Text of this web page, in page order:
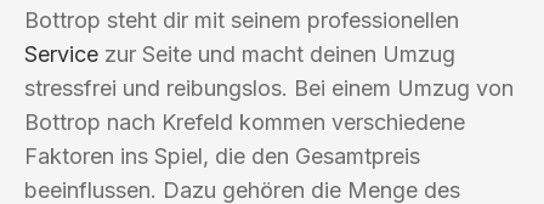
Bottrop steht dir mit seinem professionellen
Service zur Seite und macht deinen Umzug
stressfrei und reibungslos. Bei einem Umzug von
Bottrop nach Krefeld kommen verschiedene
Faktoren ins Spiel, die den Gesamtpreis
beeinflussen. Dazu gehören die Menge des